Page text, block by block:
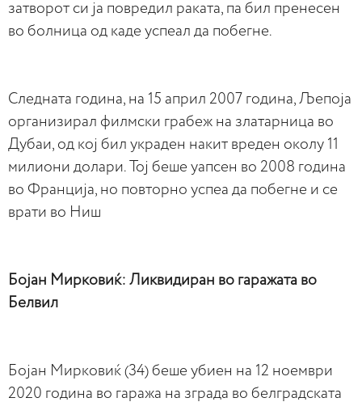
затворот си ја повредил раката, па бил пренесен
во болница од каде успеал да побегне.
Следната година, на 15 април 2007 година, Љепоја
организирал филмски грабеж на златарница во
Дубаи, од кој бил украден накит вреден околу 11
милиони долари. Тој беше уапсен во 2008 година
во Франција, но повторно успеа да побегне и се
врати во Ниш
Бојан Мирковиќ: Ликвидиран во гаражата во
Белвил
Бојан Мирковиќ (34) беше убиен на 12 ноември
2020 година во гаража на зграда во белградската